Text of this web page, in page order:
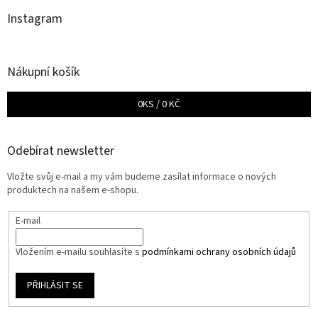
Instagram
Nákupní košík
0KS /0 KČ
Odebírat newsletter
Vložte svůj e-mail a my vám budeme zasílat informace o nových
produktech na našem e-shopu.
E-mail
Vložením e-mailu souhlasíte s podmínkami ochrany osobních údajů
PŘIHLÁSIT SE